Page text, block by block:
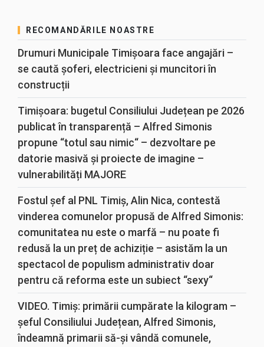
RECOMANDĂRILE NOASTRE
Drumuri Municipale Timișoara face angajări –
se caută șoferi, electricieni și muncitori în
construcții
Timișoara: bugetul Consiliului Județean pe 2026
publicat în transparență – Alfred Simonis
propune “totul sau nimic“ – dezvoltare pe
datorie masivă și proiecte de imagine –
vulnerabilități MAJORE
Fostul șef al PNL Timiș, Alin Nica, contestă
vinderea comunelor propusă de Alfred Simonis:
comunitatea nu este o marfă – nu poate fi
redusă la un preț de achiziție – asistăm la un
spectacol de populism administrativ doar
pentru că reforma este un subiect “sexy“
VIDEO. Timiș: primării cumpărate la kilogram –
șeful Consiliului Județean, Alfred Simonis,
îndeamnă primarii să-și vândă comunele,